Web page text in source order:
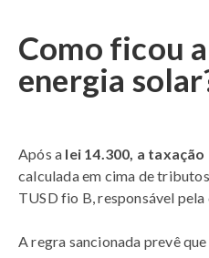
Como ficou
energia
Após a lei 14.300, a
calculada em cima de
TUSD fio B, responsável
A regra sancionada prevê